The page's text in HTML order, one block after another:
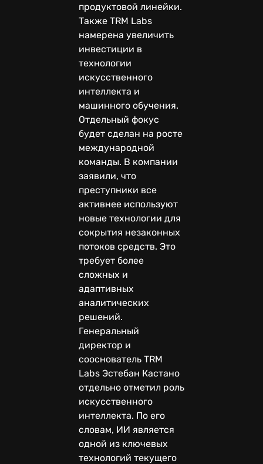
продуктовой линейки.
Также TRM Labs
намерена увеличить
инвестиции в
технологии
искусственного
интеллекта и
машинного обучения.
Отдельный фокус
будет сделан на росте
международной
команды. В компании
заявили, что
преступники все
активнее используют
новые технологии для
сокрытия незаконных
потоков средств. Это
требует более
сложных и
адаптивных
аналитических
решений.
Генеральный
директор и
сооснователь TRM
Labs Эстебан Кастано
отдельно отметил роль
искусственного
интеллекта. По его
словам, ИИ является
одной из ключевых
технологий текущего